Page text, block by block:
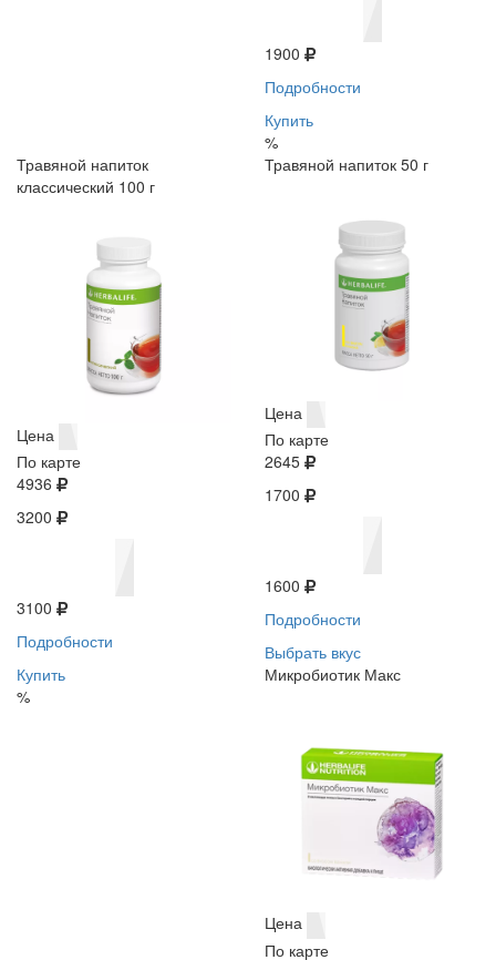
1900
Подробности
Купить
%
Травяной напиток
классический 100 г
Цена
По карте
4936
3200
3100
Подробности
Купить
%
Травяной напиток 50 г
Цена
По карте
2645
1700
1600
Подробности
Выбрать вкус
Микробиотик Макс
Цена
По карте